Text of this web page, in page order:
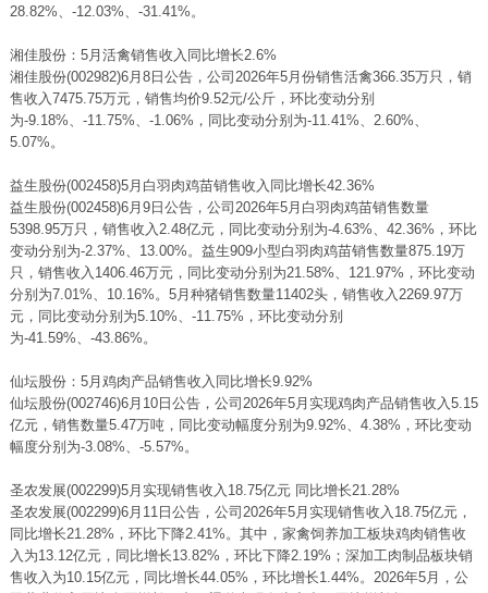
28.82%、-12.03%、-31.41%。
湘佳股份：5月活禽销售收入同比增长2.6%
湘佳股份(002982)6月8日公告，公司2026年5月份销售活禽366.35万只，销
售收入7475.75万元，销售均价9.52元/公斤，环比变动分别
为-9.18%、-11.75%、-1.06%，同比变动分别为-11.41%、2.60%、
5.07%。
益生股份(002458)5月白羽肉鸡苗销售收入同比增长42.36%
益生股份(002458)6月9日公告，公司2026年5月白羽肉鸡苗销售数量
5398.95万只，销售收入2.48亿元，同比变动分别为-4.63%、42.36%，环比
变动分别为-2.37%、13.00%。益生909小型白羽肉鸡苗销售数量875.19万
只，销售收入1406.46万元，同比变动分别为21.58%、121.97%，环比变动
分别为7.01%、10.16%。5月种猪销售数量11402头，销售收入2269.97万
元，同比变动分别为5.10%、-11.75%，环比变动分别
为-41.59%、-43.86%。
仙坛股份：5月鸡肉产品销售收入同比增长9.92%
仙坛股份(002746)6月10日公告，公司2026年5月实现鸡肉产品销售收入5.15
亿元，销售数量5.47万吨，同比变动幅度分别为9.92%、4.38%，环比变动
幅度分别为-3.08%、-5.57%。
圣农发展(002299)5月实现销售收入18.75亿元 同比增长21.28%
圣农发展(002299)6月11日公告，公司2026年5月实现销售收入18.75亿元，
同比增长21.28%，环比下降2.41%。其中，家禽饲养加工板块鸡肉销售收
入为13.12亿元，同比增长13.82%，环比下降2.19%；深加工肉制品板块销
售收入为10.15亿元，同比增长44.05%，环比增长1.44%。2026年5月，公